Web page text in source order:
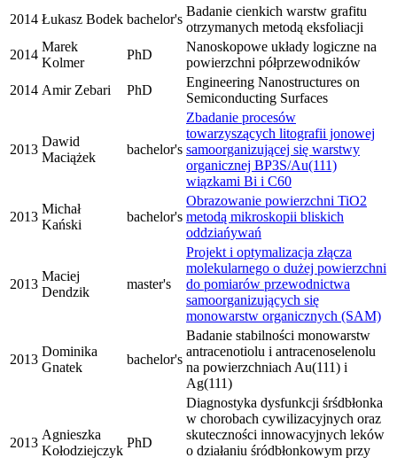
2014 Łukasz Bodek bachelor's
Badanie cienkich warstw grafitu
otrzymanych metodą eksfoliacji
2014
Marek
Kolmer
PhD
Nanoskopowe układy logiczne na
powierzchni półprzewodników
2014 Amir Zebari PhD
Engineering Nanostructures on
Semiconducting Surfaces
2013
Dawid
Maciążek
bachelor's
Zbadanie procesów
towarzyszących litografii jonowej
samoorganizującej się warstwy
organicznej BP3S/Au(111)
wiązkami Bi i C60
2013
Michał
Kański
bachelor's
Obrazowanie powierzchni TiO2
metodą mikroskopii bliskich
oddziańywań
2013
Maciej
Dendzik
master's
Projekt i optymalizacja złącza
molekularnego o dużej powierzchni
do pomiarów przewodnictwa
samoorganizujących się
monowarstw organicznych (SAM)
2013
Dominika
Gnatek
bachelor's
Badanie stabilności monowarstw
antracenotiolu i antracenoselenolu
na powierzchniach Au(111) i
Ag(111)
2013
Agnieszka
Kołodziejczyk
PhD
Diagnostyka dysfunkcji śrśdbłonka
w chorobach cywilizacyjnych oraz
skuteczności innowacyjnych leków
o działaniu śródbłonkowym przy